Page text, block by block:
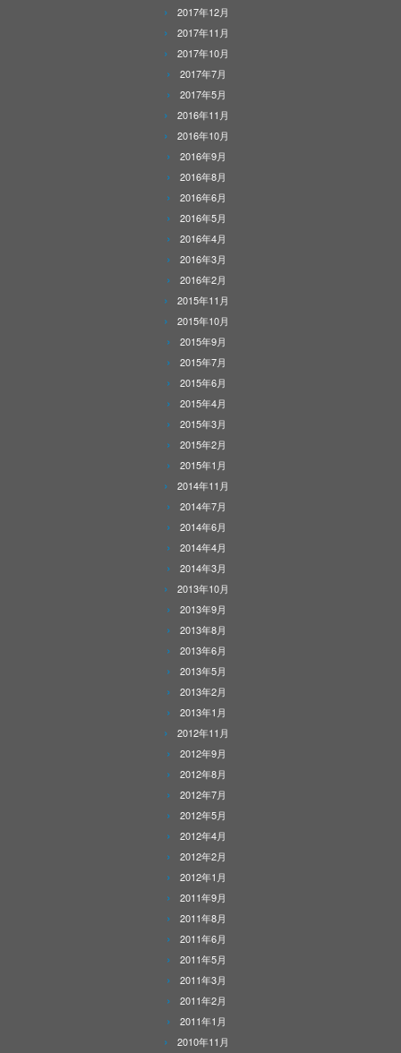
2017年12月
2017年11月
2017年10月
2017年7月
2017年5月
2016年11月
2016年10月
2016年9月
2016年8月
2016年6月
2016年5月
2016年4月
2016年3月
2016年2月
2015年11月
2015年10月
2015年9月
2015年7月
2015年6月
2015年4月
2015年3月
2015年2月
2015年1月
2014年11月
2014年7月
2014年6月
2014年4月
2014年3月
2013年10月
2013年9月
2013年8月
2013年6月
2013年5月
2013年2月
2013年1月
2012年11月
2012年9月
2012年8月
2012年7月
2012年5月
2012年4月
2012年2月
2012年1月
2011年9月
2011年8月
2011年6月
2011年5月
2011年3月
2011年2月
2011年1月
2010年11月